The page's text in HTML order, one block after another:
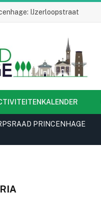
IJzerloopstraat
PRINCENHAGE